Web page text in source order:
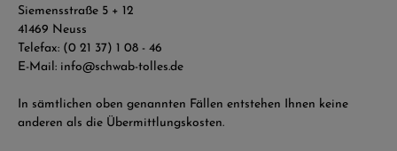
Siemensstraße 5 + 12
41469 Neuss
Telefax: (0 21 37) 1 08 - 46
E-Mail: info@schwab-tolles.de
In sämtlichen oben genannten Fällen entstehen Ihnen keine
anderen als die Übermittlungskosten.